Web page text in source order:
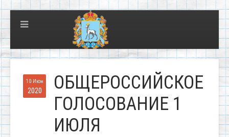
10 Июн
2020
ОБЩЕРОССИЙСКОЕ
ГОЛОСОВАНИЕ 1
ИЮЛЯ